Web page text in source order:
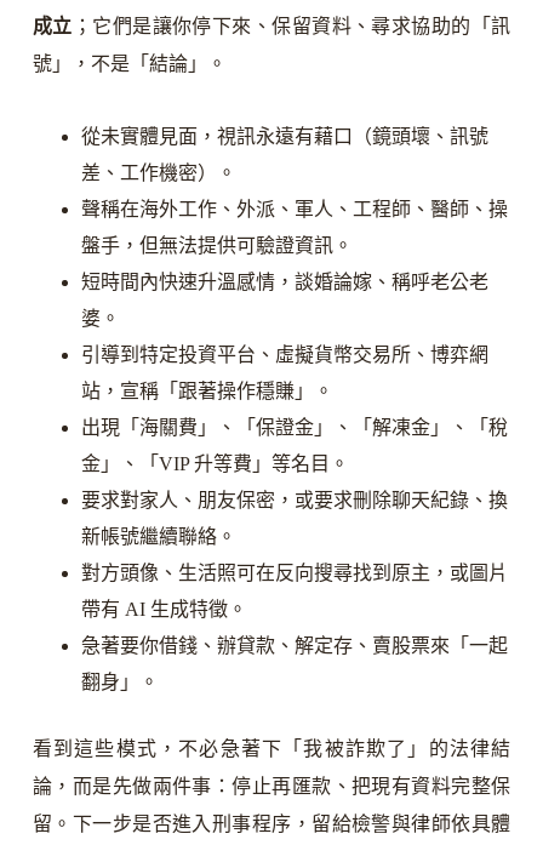
成立 ；它們是讓你停下來、保留資料、尋求協助的「訊
號」，不是「結論」。
從未實體見面，視訊永遠有藉口（鏡頭壞、訊號
差、工作機密）。
聲稱在海外工作、外派、軍人、工程師、醫師、操
盤手，但無法提供可驗證資訊。
短時間內快速升溫感情，談婚論嫁、稱呼老公老
婆。
引導到特定投資平台、虛擬貨幣交易所、博弈網
站，宣稱「跟著操作穩賺」。
出現「海關費」、「保證金」、「解凍金」、「稅
金」、「VIP 升等費」等名目。
要求對家人、朋友保密，或要求刪除聊天紀錄、換
新帳號繼續聯絡。
對方頭像、生活照可在反向搜尋找到原主，或圖片
帶有 AI 生成特徵。
急著要你借錢、辦貸款、解定存、賣股票來「一起
翻身」。
看到這些模式，不必急著下「我被詐欺了」的法律結
論，而是先做兩件事：停止再匯款、把現有資料完整保
留。下一步是否進入刑事程序，留給檢警與律師依具體